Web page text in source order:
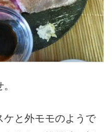
ケと外モモのようで